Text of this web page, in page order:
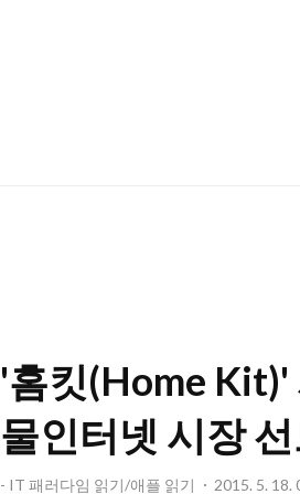
'홈킷(Home Kit)'
물인터넷 시장
- IT 패러다임 읽기/애플 읽기 2015. 5. 18.